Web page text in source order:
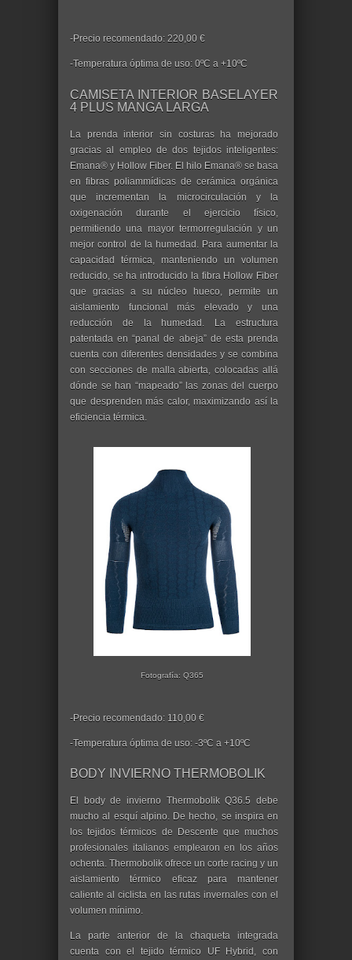
-Precio recomendado: 220,00 €
-Temperatura óptima de uso: 0ºC a +10ºC
CAMISETA INTERIOR BASELAYER
4 PLUS MANGA LARGA
La prenda interior sin costuras ha mejorado
gracias al empleo de dos tejidos inteligentes:
Emana® y Hollow Fiber. El hilo Emana® se basa
en fibras poliammídicas de cerámica orgánica
que incrementan la microcirculación y la
oxigenación durante el ejercicio físico,
permitiendo una mayor termorregulación y un
mejor control de la humedad. Para aumentar la
capacidad térmica, manteniendo un volumen
reducido, se ha introducido la fibra Hollow Fiber
que gracias a su núcleo hueco, permite un
aislamiento funcional más elevado y una
reducción de la humedad. La estructura
patentada en “panal de abeja” de esta prenda
cuenta con diferentes densidades y se combina
con secciones de malla abierta, colocadas allá
dónde se han “mapeado” las zonas del cuerpo
que desprenden más calor, maximizando así la
eficiencia térmica.
Fotografía: Q365
-Precio recomendado: 110,00 €
-Temperatura óptima de uso: -3ºC a +10ºC
BODY INVIERNO THERMOBOLIK
El body de invierno Thermobolik Q36.5 debe
mucho al esquí alpino. De hecho, se inspira en
los tejidos térmicos de Descente que muchos
profesionales italianos emplearon en los años
ochenta. Thermobolik ofrece un corte racing y un
aislamiento térmico eficaz para mantener
caliente al ciclista en las rutas invernales con el
volumen mínimo.
La parte anterior de la chaqueta integrada
cuenta con el tejido térmico UF Hybrid, con